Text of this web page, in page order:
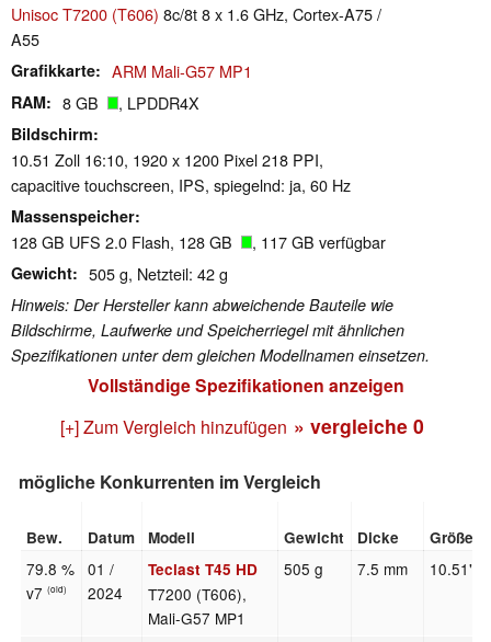
Unisoc T7200 (T606) 8c/8t 8 x 1.6 GHz, Cortex-A75 /
A55
Grafikkarte ARM Mali-G57 MP1
RAM 8 GB , LPDDR4X
Bildschirm
10.51 Zoll 16:10, 1920 x 1200 Pixel 218 PPI,
capacitive touchscreen, IPS, spiegelnd: ja, 60 Hz
Massenspeicher
128 GB UFS 2.0 Flash, 128 GB , 117 GB verfügbar
Gewicht 505 g, Netzteil: 42 g
Hinweis: Der Hersteller kann abweichende Bauteile wie
Bildschirme, Laufwerke und Speicherriegel mit ähnlichen
Spezifikationen unter dem gleichen Modellnamen einsetzen.
Vollständige Spezifikationen anzeigen
[+] Zum Vergleich hinzufügen » vergleiche 0
mögliche Konkurrenten im Vergleich
Bew. Datum Modell Gewicht Dicke Größe
79.8 %
v7(old)
01 /
2024
Teclast T45 HD
T7200 (T606),
Mali-G57 MP1
505 g 7.5 mm 10.51"